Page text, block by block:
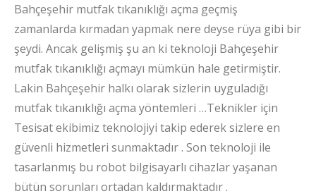
Bahçeşehir mutfak tıkanıklığı açma geçmiş
zamanlarda kırmadan yapmak nere deyse rüya gibi bir
şeydi. Ancak gelişmiş şu an ki teknoloji Bahçeşehir
mutfak tıkanıklığı açmayı mümkün hale getirmiştir.
Lakin Bahçeşehir halkı olarak sizlerin uyguladığı
mutfak tıkanıklığı açma yöntemleri …Teknikler için
Tesisat ekibimiz teknolojiyi takip ederek sizlere en
güvenli hizmetleri sunmaktadır . Son teknoloji ile
tasarlanmış bu robot bilgisayarlı cihazlar yaşanan
bütün sorunları ortadan kaldırmaktadır .